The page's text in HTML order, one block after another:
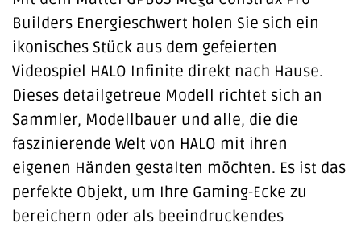
Builders Energieschwert holen Sie sich ein
ikonisches Stück aus dem gefeierten
Videospiel HALO Infinite direkt nach Hause.
Dieses detailgetreue Modell richtet sich an
Sammler, Modellbauer und alle, die die
faszinierende Welt von HALO mit ihren
eigenen Händen gestalten möchten. Es ist das
perfekte Objekt, um Ihre Gaming-Ecke zu
bereichern oder als beeindruckendes